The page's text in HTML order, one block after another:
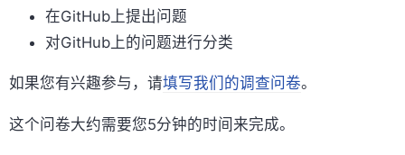
在GitHub上提出问题
对GitHub上的问题进行分类
如果您有兴趣参与，请填写我们的调查问卷。
这个问卷大约需要您5分钟的时间来完成。